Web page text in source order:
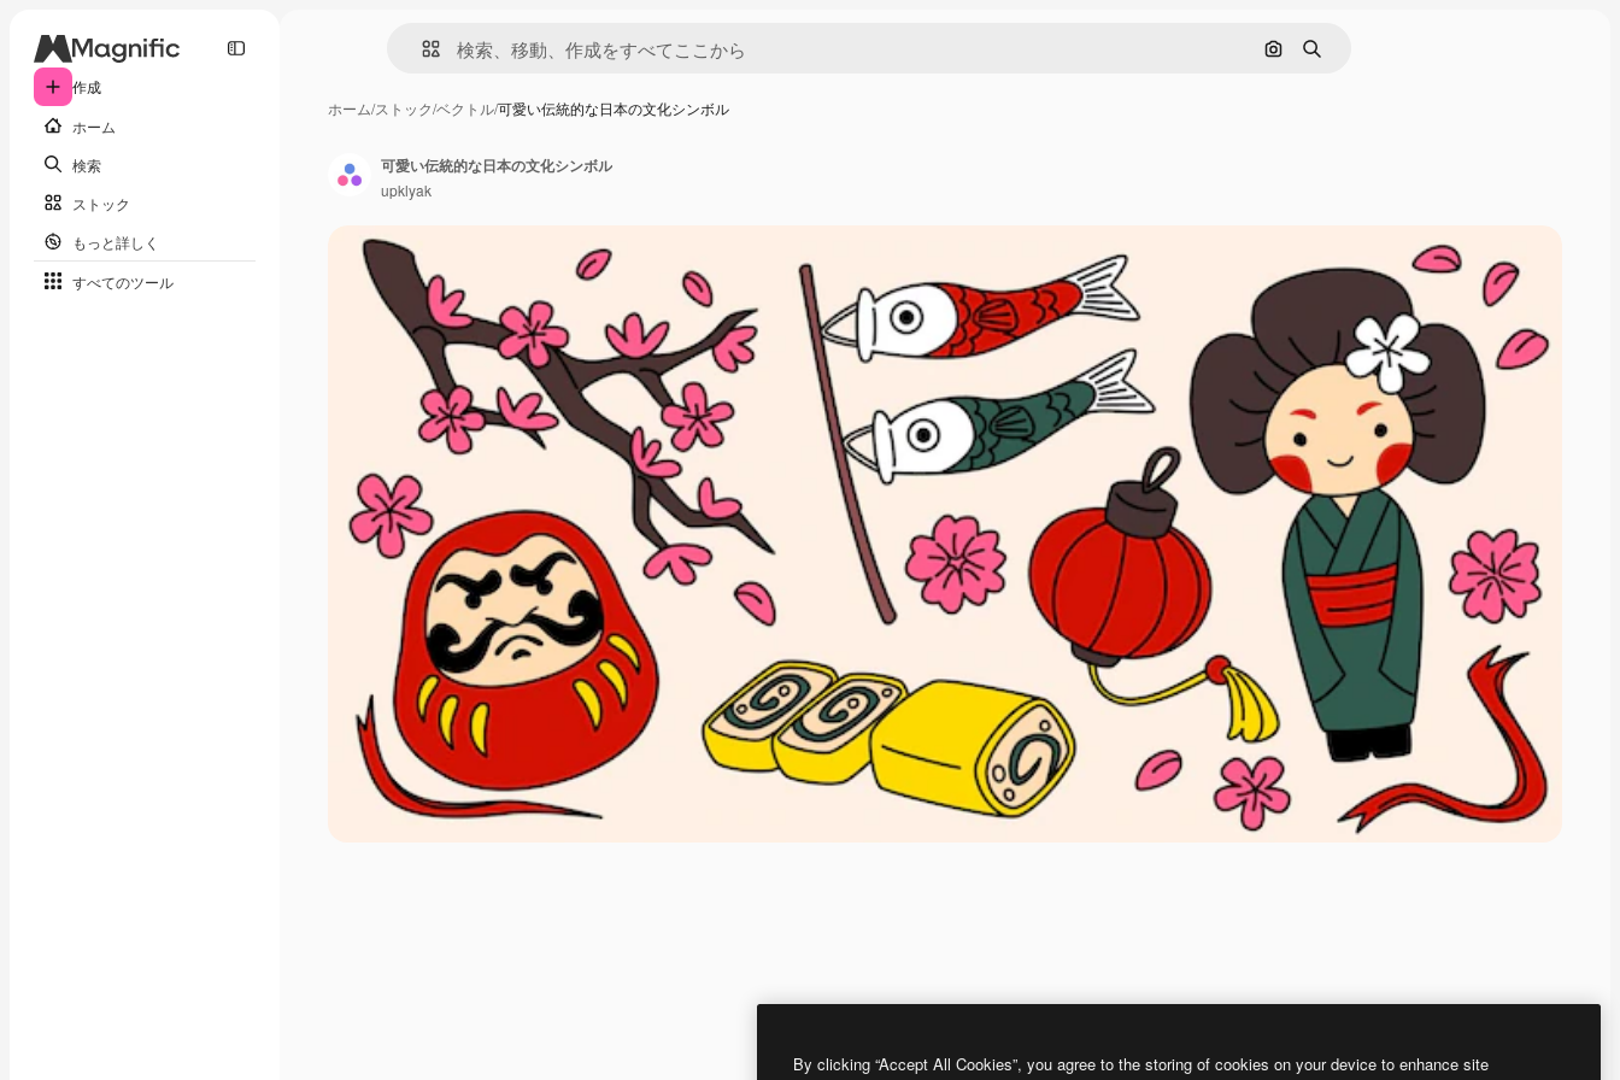
作成
ホーム
検索
ストック
もっと詳しく
すべてのツール
画像で検索
検索
ホーム/ストック/ベクトル/可愛い伝統的な日本の文化シンボル
可愛い伝統的な日本の文化シンボル
upklyak
By clicking “Accept All Cookies”, you agree to the storing of cookies on your device to enhance site